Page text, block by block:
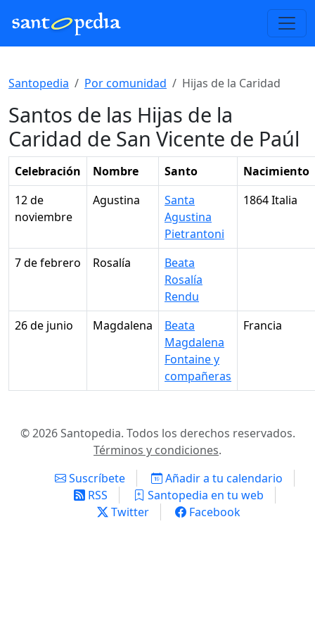
Santopedia Por comunidad Hijas de la Caridad
Santos de las Hijas de la
Caridad de San Vicente de Paúl
Celebración Nombre Santo
Nacimiento
12 de
noviembre
Agustina
Santa
Agustina
Pietrantoni
1864 Italia
7 de febrero Rosalía
Beata
Rosalía
Rendu
26 de junio
Magdalena
Beata
Magdalena
Fontaine y
compañeras
Francia
© 2026 Santopedia. Todos los derechos reservados.
Términos y condiciones.
Suscríbete
Añadir a tu calendario
RSS
Santopedia en tu web
Twitter
Facebook